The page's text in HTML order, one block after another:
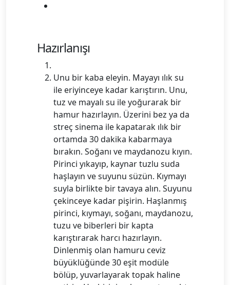
Hazırlanışı
Unu bir kaba eleyin. Mayayı ılık su
ile eriyinceye kadar karıştırın. Unu,
tuz ve mayalı su ile yoğurarak bir
hamur hazırlayın. Üzerini bez ya da
streç sinema ile kapatarak ılık bir
ortamda 30 dakika kabarmaya
bırakın. Soğanı ve maydanozu kıyın.
Pirinci yıkayıp, kaynar tuzlu suda
haşlayın ve suyunu süzün. Kıymayı
suyla birlikte bir tavaya alın. Suyunu
çekinceye kadar pişirin. Haşlanmış
pirinci, kıymayı, soğanı, maydanozu,
tuzu ve biberleri bir kapta
karıştırarak harcı hazırlayın.
Dinlenmiş olan hamuru ceviz
büyüklüğünde 30 eşit modüle
bölüp, yuvarlayarak topak haline